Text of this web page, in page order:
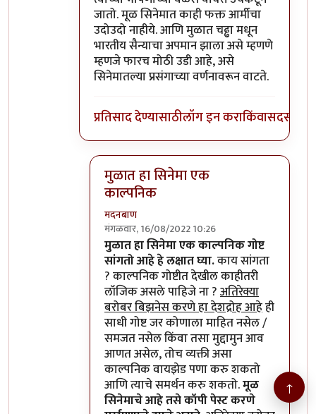
जातो. मूळ सिनेमात काही फक्त आर्मीचा
उदोउदो नाहीये. आणि मुळात चढ्ढा मधून
भारतीय सैन्याचा अपमान झाला असे म्हणणे
म्हणजे फारच मोठी उडी आहे, असे
सिनेमातल्या प्रसंगाच्या वर्णनावरून वाटते.
प्रतिसाद देण्यासाठीलॉग इन कराकिंवासदस्य व्हा
मुळात हा सिनेमा एक
काल्पनिक
मदनबाण
मंगळवार, 16/08/2022 10:26
In reply toमुळात हा सिनेमा एक काल्पनिक
मुळात हा सिनेमा एक काल्पनिक गोष्ट
सांगतो आहे हे लक्षात घ्या.काय सांगता
? काल्पनिक गोष्टीत देखील काहीतरी
लॉजिक असले पाहिजे ना ?अतिरेक्या
बरोबर बिझनेस करणे हा देशद्रोह आहेही
साधी गोष्ट जर कोणाला माहित नसेल /
समजत नसेल किंवा तसा मुद्दामुन आव
आणत असेल, तोच व्यक्ती असा
काल्पनिक वायझेड पणा करु शकतो
आणि त्याचे समर्थन करु शकतो.मूळ
सिनेमाचे आहे तसे कॉपी पेस्ट करणे
↑